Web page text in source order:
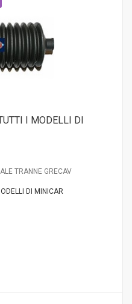
I MODELLI DI
TRANNE GRECAV
DI MINICAR